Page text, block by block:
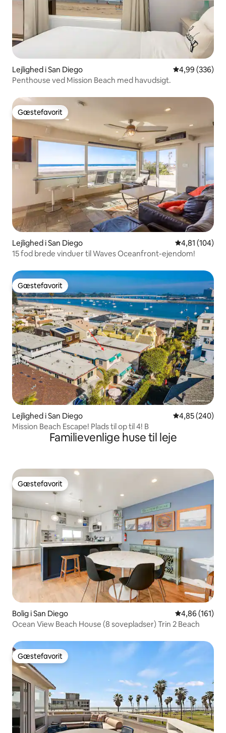
Lejlighed i San Diego 4,99 ud af 5 i
4,99 (336)
Penthouse ved Mission Beach med havudsigt.
Gæstefavorit
Gæstefavorit
Lejlighed i San Diego 4,81 ud af 5 i
4,81 (104)
15 fod brede vinduer til Waves Oceanfront-ejendom!
Gæstefavorit
Gæstefavorit
Lejlighed i San Diego 4,85 ud af 5 i
4,85 (240)
Mission Beach Escape! Plads til op til 4! B
Familievenlige huse til leje
Gæstefavorit
Gæstefavorit
Bolig i San Diego 4,86 ud af 5 i
4,86 (161)
Ocean View Beach House (8 sovepladser) Trin 2 Beach
Gæstefavorit
Gæstefavorit